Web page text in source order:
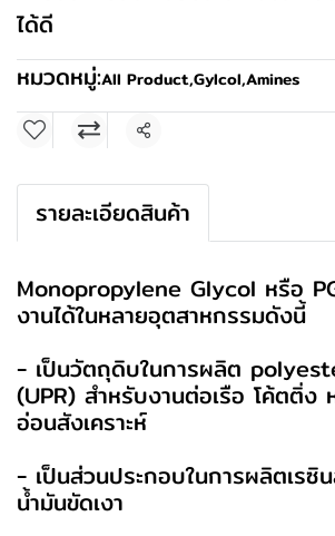
ได้ดี
หมวดหมู่:All Product,Gylcol,Amines
แชร์
รายละเอียดสินค้า
Monopropylene Glycol หรือ
งานได้ในหลายอุตสาหกรรมดังนี้
- เป็นวัตถุดิบในการผลิต
(UPR) สำหรับงานต่อเรือ โค้ตติ่ง
อ่อนสังเคราะห์
- เป็นส่วนประกอบในการผลิตเรซิ
น้ำมันขัดเงา